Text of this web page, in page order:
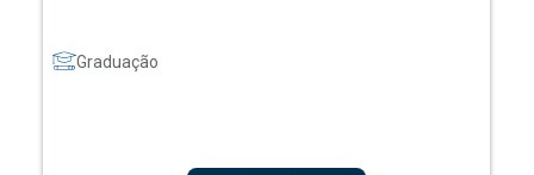
Graduação